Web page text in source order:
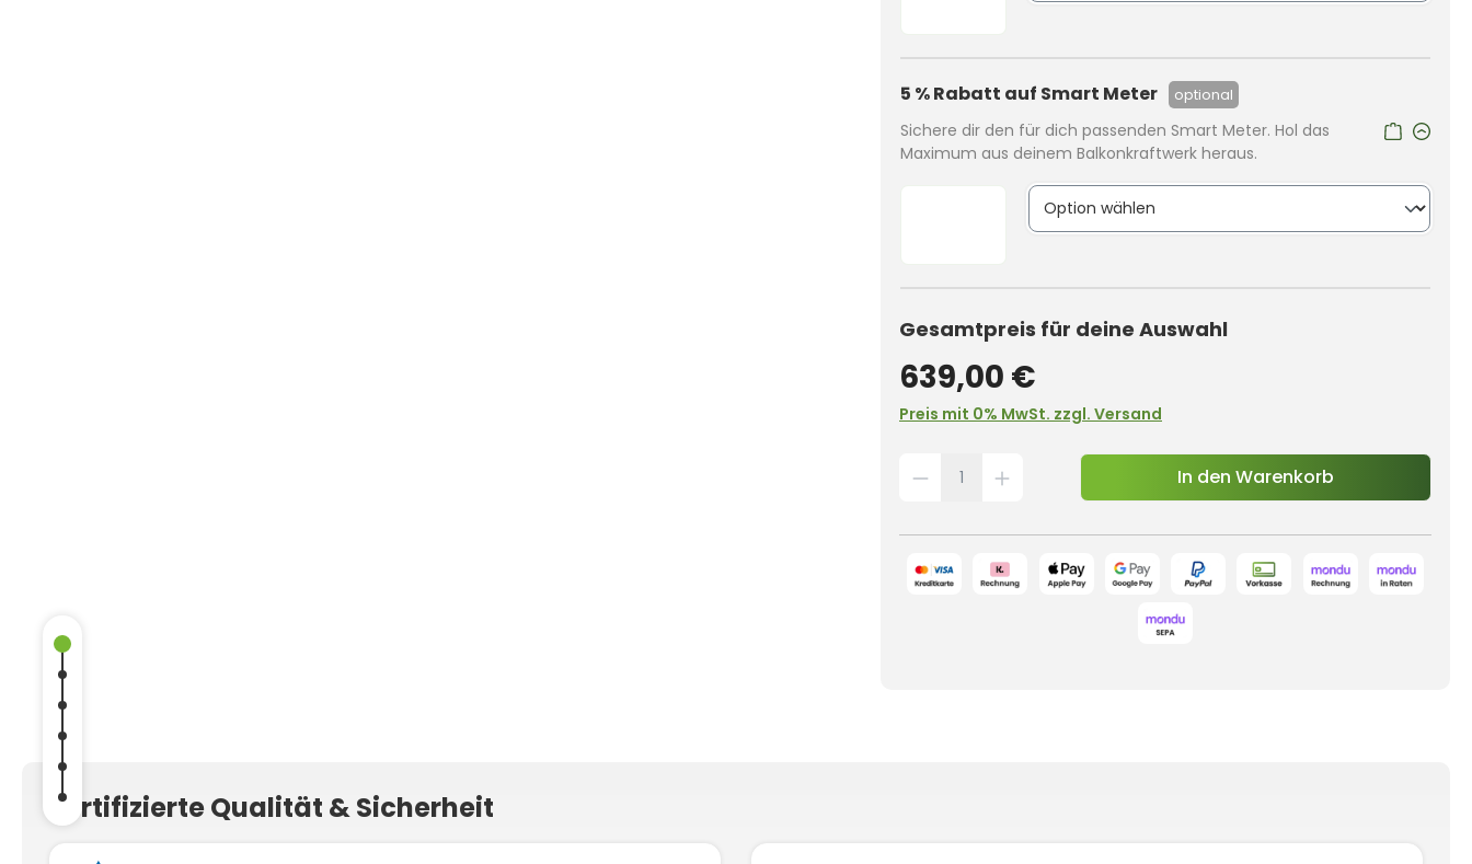
5 % Rabatt auf Smart Meter optional
Sichere dir den für dich passenden Smart Meter. Hol das
Maximum aus deinem Balkonkraftwerk heraus.
Gesamtpreis für deine Auswahl
639,00 €
Preis mit 0% MwSt. zzgl. Versand
In den Warenkorb
Zertifizierte Qualität & Sicherheit